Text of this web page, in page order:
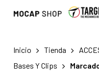
Inicio Tienda
Bases Y Clips